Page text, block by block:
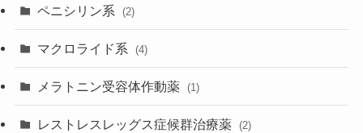
ペニシリン系 (2)
マクロライド系 (4)
メラトニン受容体作動薬 (1)
レストレスレッグス症候群治療薬 (2)